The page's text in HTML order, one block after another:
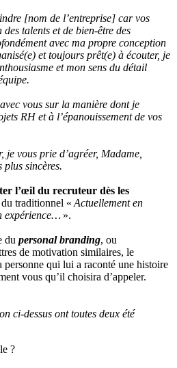
[nom de l’entreprise] car vos
talents et de bien-être des
avec ma propre conception
et toujours prêt(e) à écouter, je
et mon sens du détail
vous sur la manière dont je
RH et à l’épanouissement de vos
je vous prie d’agréer, Madame,
plus sincères.
l’œil du recruteur dès les
traditionnel « Actuellement en
expérience… ».
du personal branding, ou
de motivation similaires, le
personne qui lui a raconté une histoire
vous qu’il choisira d’appeler.
ci-dessus ont toutes deux été
?